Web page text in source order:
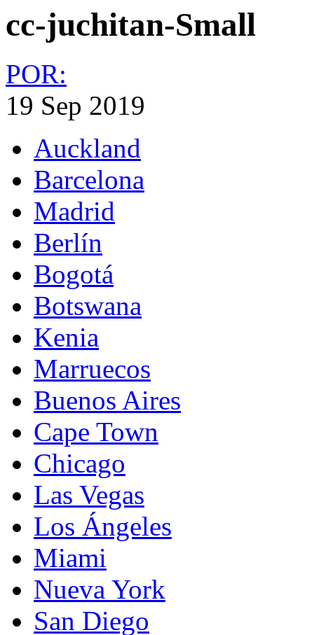
cc-juchitan-Small
POR:
19 Sep 2019
Auckland
Barcelona
Madrid
Berlín
Bogotá
Botswana
Kenia
Marruecos
Buenos Aires
Cape Town
Chicago
Las Vegas
Los Ángeles
Miami
Nueva York
San Diego